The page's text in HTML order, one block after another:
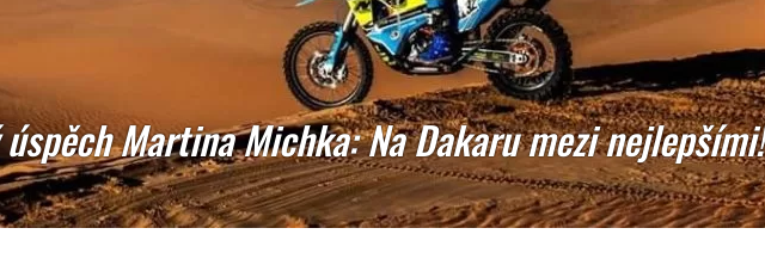
Martina Michka: Na Dakaru mezi nejlepšími!